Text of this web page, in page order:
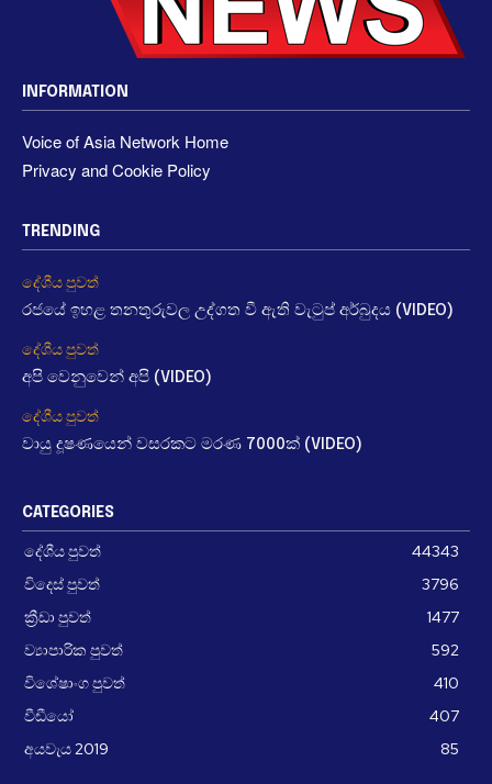
INFORMATION
Voice of Asia Network Home
Privacy and Cookie Policy
TRENDING
දේශීය පුවත්
රජයේ ඉහළ තනතුරුවල උද්ගත වී ඇති වැටුප් අර්බුදය (VIDEO)
දේශීය පුවත්
අපි වෙනුවෙන් අපි (VIDEO)
දේශීය පුවත්
වායු දූෂණයෙන් වසරකට මරණ 7000ක් (VIDEO)
CATEGORIES
දේශීය පුවත්
44343
විදෙස් පුවත්
3796
ක්‍රීඩා පුවත්
1477
ව්‍යාපාරික පුවත්
592
විශේෂාංග පුවත්
410
වීඩීයෝ
407
අයවැය 2019
85